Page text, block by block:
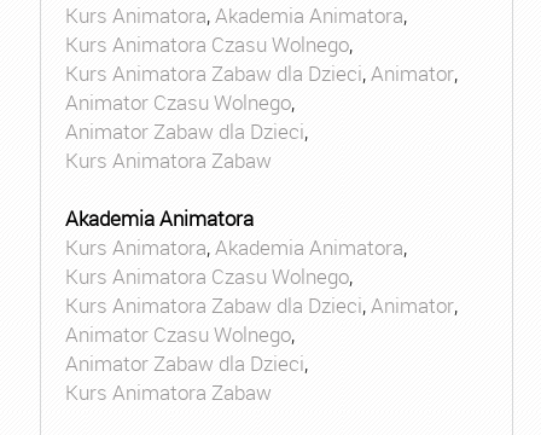
Kurs Animatora,Akademia Animatora,
Kurs Animatora Czasu Wolnego,
Kurs Animatora Zabaw dla Dzieci,Animator,
Animator Czasu Wolnego,
Animator Zabaw dla Dzieci,
Kurs Animatora Zabaw
Akademia Animatora
Kurs Animatora,Akademia Animatora,
Kurs Animatora Czasu Wolnego,
Kurs Animatora Zabaw dla Dzieci,Animator,
Animator Czasu Wolnego,
Animator Zabaw dla Dzieci,
Kurs Animatora Zabaw